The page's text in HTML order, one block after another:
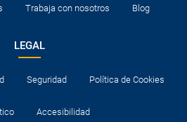
Trabaja con nosotros Blog
LEGAL
Seguridad Política de Cookies
Accesibilidad